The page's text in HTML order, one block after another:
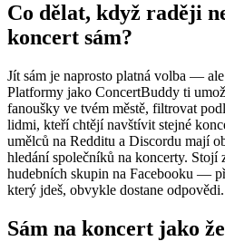
Co dělat, když raději
koncert sám?
Jít sám je naprosto platná volba —
Platformy jako ConcertBuddy ti
fanoušky ve tvém městě, filtrovat
lidmi, kteří chtějí navštívit stejné
umělců na Redditu a Discordu mají
hledání společníků na koncerty. Stojí
hudebních skupin na Facebooku —
který jdeš, obvykle dostane odpovědi.
Sám na koncert jako